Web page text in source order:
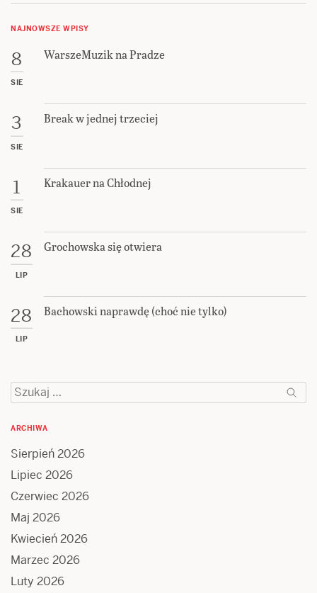
NAJNOWSZE WPISY
8
SIE
WarszeMuzik na Pradze
3
SIE
Break w jednej trzeciej
1
SIE
Krakauer na Chłodnej
28
LIP
Grochowska się otwiera
28
LIP
Bachowski naprawdę (choć nie tylko)
Szukaj:
ARCHIWA
Sierpień 2026
Lipiec 2026
Czerwiec 2026
Maj 2026
Kwiecień 2026
Marzec 2026
Luty 2026